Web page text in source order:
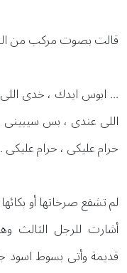
قالت بصوت مركب من
... ابوس ايدك ، خدى
اللى عندى ، بس سيبينى
حرام عليكى ، حرام عليكى
لم تشفع صرخاتها أو
أشارت للرجل الثالث
قديمة وأتى بسوط